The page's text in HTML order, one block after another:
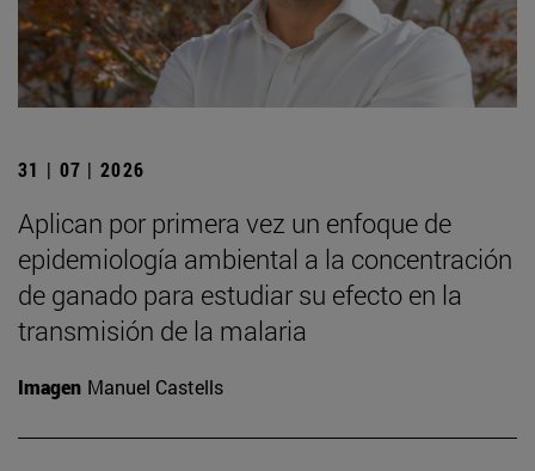
31 | 07 | 2026
Aplican por primera vez un enfoque de
epidemiología ambiental a la concentración
de ganado para estudiar su efecto en la
transmisión de la malaria
Imagen Manuel Castells